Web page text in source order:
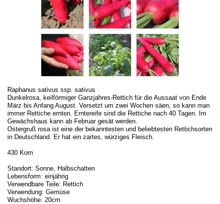
Raphanus sativus ssp. sativus
Dunkelrosa, keilförmiger Ganzjahres-Rettich für die Aussaat von Ende
März bis Anfang August. Versetzt um zwei Wochen säen, so kann man
immer Rettiche ernten. Erntereife sind die Rettiche nach 40 Tagen. Im
Gewächshaus kann ab Februar gesät werden.
Ostergruß rosa ist eine der bekanntesten und beliebtesten Rettichsorten
in Deutschland. Er hat ein zartes, würziges Fleisch.
430 Korn
Standort: Sonne, Halbschatten
Lebensform: einjährig
Verwendbare Teile: Rettich
Verwendung: Gemüse
Wuchshöhe: 20cm